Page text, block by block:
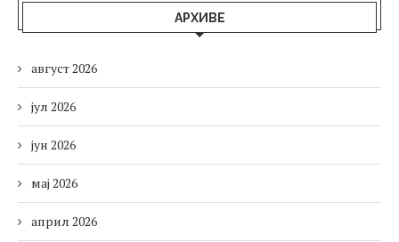
АРХИВЕ
август 2026
јул 2026
јун 2026
мај 2026
април 2026